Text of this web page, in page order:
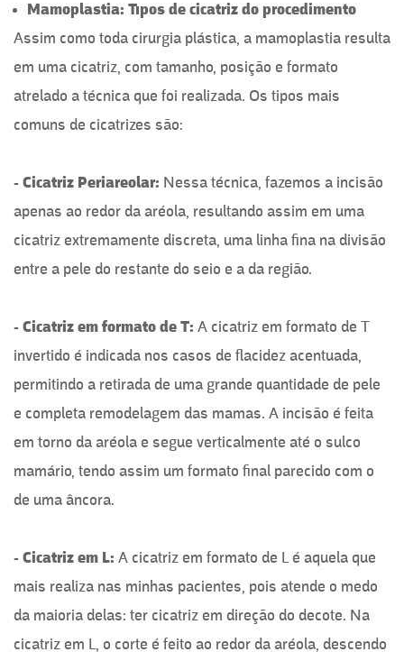
Mamoplastia: Tipos de cicatriz do procedimento
Assim como toda cirurgia plástica, a mamoplastia resulta
em uma cicatriz, com tamanho, posição e formato
atrelado a técnica que foi realizada. Os tipos mais
comuns de cicatrizes são:
- Cicatriz Periareolar: Nessa técnica, fazemos a incisão
apenas ao redor da aréola, resultando assim em uma
cicatriz extremamente discreta, uma linha fina na divisão
entre a pele do restante do seio e a da região.
- Cicatriz em formato de T: A cicatriz em formato de T
invertido é indicada nos casos de flacidez acentuada,
permitindo a retirada de uma grande quantidade de pele
e completa remodelagem das mamas. A incisão é feita
em torno da aréola e segue verticalmente até o sulco
mamário, tendo assim um formato final parecido com o
de uma âncora.
- Cicatriz em L: A cicatriz em formato de L é aquela que
mais realiza nas minhas pacientes, pois atende o medo
da maioria delas: ter cicatriz em direção do decote. Na
cicatriz em L, o corte é feito ao redor da aréola, descendo